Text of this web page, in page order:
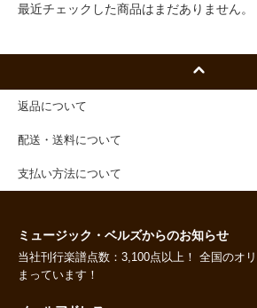
最近チェックした商品はまだありません。
返品について
配送・送料について
支払い方法について
ミュージック・ベルズからのお知らせ
当社刊行楽譜点数：3,100点以上！ 全国のオ
まっています！